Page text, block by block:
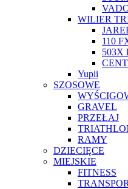
WILIER
110
503X
Yupii
SZOSOWE
GRAVEL
PRZEŁAJ
RAMY
DZIECIĘCE
MIEJSKIE
FITNESS